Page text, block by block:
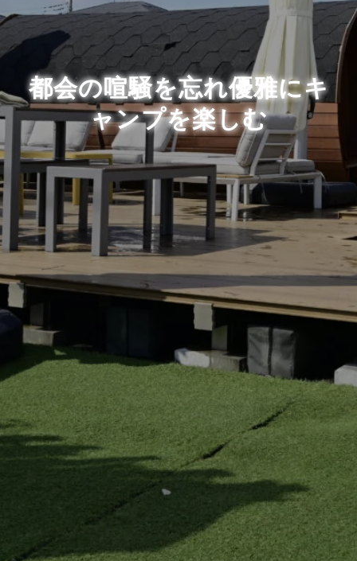
都会の喧騒を忘れ優雅にキ
ャンプを楽しむ